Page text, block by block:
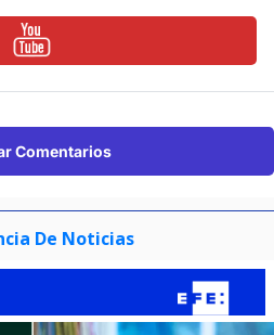
Comentarios
De Noticias